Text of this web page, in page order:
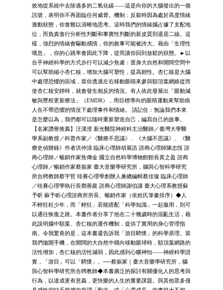
效地從系統中去除過多的二氧化碳——這是向你的大腦發出的一個
訊號，表明你不再面臨任何威脅。機制：反芻時因為處於高度情緒
激動狀態，你會難以清晰地思考。這時我們的情緒腦占據了支配地
位，而負責進行分析性判斷和事實性判斷的新皮質則退居二線。這
樣，強烈的情緒會驅動感情，你的敘事可能被誇大。藉由「生理性
嘆息」，你的心跳率會因此下降，從而讓你回到放鬆的狀態。►以
合乎神經科學的方式步行可以減少焦慮：置身大自然和開闊空間中
可以幫助縮小杏仁核，增加大腦可塑性，提高韌性。杏仁核是大腦
中處理恐懼的區域，當你透過左右移動眼睛來參與額頂葉網絡從而
使杏仁核安靜時，就會發生相反的情況。有人依此發展出「眼動減
敏與歷程更新療法」（EMDR），用目標導向的眼睛運動來幫助病
人在不帶恐懼的情況下處理事件和情緒。 請記住：無論我們本來
是怎麼以為，我們都可以隨時重新塑造自己，編寫自己的故事。
【名家讚譽推薦】汪漢澄 新光醫院神經科主治醫師／臺灣大學醫
學系副教授／科普作家／《醫療不思議》、《大腦不思議》、《醫
療史偵辦錄》作者洪仲清 臨床心理師胡展誥 諮商心理師陳志恆 諮
商心理師／暢銷作家焦傳金 國立自然科學博物館館長黃之盈 諮商
心理師／暢銷作家蔡振家 臺大音樂學研究所，腦與心智科學研究
所合聘教師蔡宇哲 哇賽心理學創辦人兼總編輯蔡佳璇 臨床心理師
／哇賽心理學執行長鄧善庭 諮商心理師謝伯讓 臺大心理系教授蘇
予昕 蘇予昕心理諮商所所長、暢銷作家（依姓氏筆畫排序）◆人
不輕狂枉少年，而「輕狂」若能搭配「科學知識」一起服用，則可
以通往恢復之路。本書作者分享了他在二十幾歲時的混亂生活，藉
此說明腦中額葉、杏仁核的運作機制，提供了實用的身心管理指
南。令我驚喜的是，這本書還告訴我「游目騁懷」的科學原理。當
我們拋開手機，在開闊的大自然中橫向移動眼球時，額頂葉網路的
活性增加，杏仁核的活性減弱，因此感到心曠神怡——神經科學證
實，「游目」可以「騁懷」。──蔡振家｜臺大音樂學研究所，腦
與心智科學研究所合聘教師◆本書廣泛的探討有關優化人的思考與
行為，以達成更有意義，更快樂的人生的重要課題。與其他眾多僅